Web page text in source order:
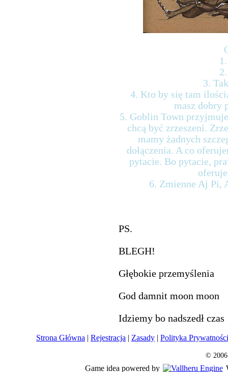
3.
4. Kto by się tam
masz dobry
5. Goblin Town
chcą być zrzeszeni.
mamy żadnych
dołączenia. A co
pytacie. Bo pytacie,
6. Zmienne Aj Pi,
PS.
BLEGH!
Głębokie przemyślenia
God damnit moon moon
Idziemy bo nadszedł czas
Strona Główna | Rejestracja | Zasady | Polityka Prywatności
©
Game idea powered by